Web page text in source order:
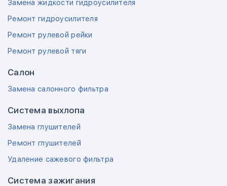
Замена жидкости гидроусилителя
Ремонт гидроусилителя
Ремонт рулевой рейки
Ремонт рулевой тяги
Салон
Замена салонного фильтра
Система выхлопа
Замена глушителей
Ремонт глушителей
Удаление сажевого фильтра
Система зажигания